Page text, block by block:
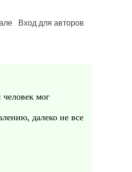
Вход для авторов
мог
далеко не все